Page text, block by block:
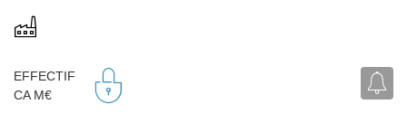
EFFECTIF
CA M€